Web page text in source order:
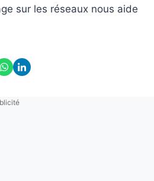
sur les réseaux nous aide